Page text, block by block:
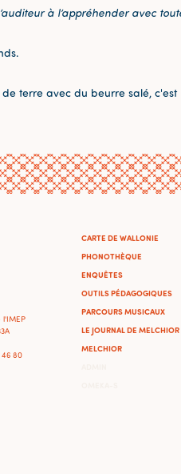
à l’appréhender avec
terre avec du beurre salé, c'est
46 80
CARTE DE WALLONIE
PHONOTHÈQUE
ENQUÊTES
OUTILS PÉDAGOGIQUES
PARCOURS MUSICAUX
LE JOURNAL DE MELCHIOR
MELCHIOR